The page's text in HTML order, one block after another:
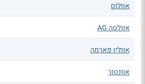
אוולוס
אוולטה AG
אוולין פארמה
אוונטור